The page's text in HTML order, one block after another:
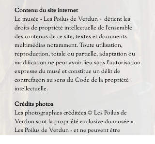
Contenu du site internet
Le musée « Les Poilus de Verdun » détient les
droits de propriété intellectuelle de l'ensemble
des contenus de ce site, textes et documents
multimédias notamment. Toute utilisation,
reproduction, totale ou partielle, adaptation ou
modification ne peut avoir lieu sans l'autorisation
expresse du musé et constitue un délit de
contrefaçon au sens du Code de la propriété
intellectuelle.
Crédits photos
Les photographies créditées © Les Poilus de
Verdun sont la propriété exclusive du musée «
Les Poilus de Verdun » et ne peuvent être